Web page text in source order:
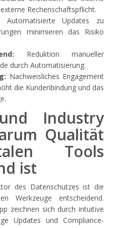
Rechenschaftspflicht.
Automatisierte Updates zu
minimieren das Risiko
Reduktion manueller
durch Automatisierung.
Nachweisliches Engagement
die Kundenbindung und das
Industry
Qualität
Tools
ist
des Datenschutzes ist die
Werkzeuge entscheidend.
zeichnen sich durch intuitive
Updates und Compliance-